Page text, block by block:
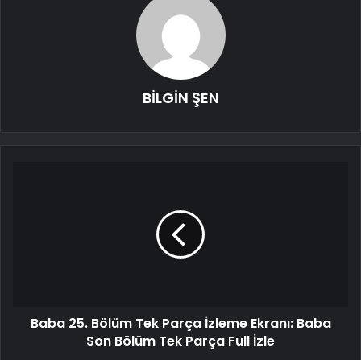
BİLGİN ŞEN
Baba 25. Bölüm Tek Parça İzleme Ekranı: Baba
Son Bölüm Tek Parça Full İzle